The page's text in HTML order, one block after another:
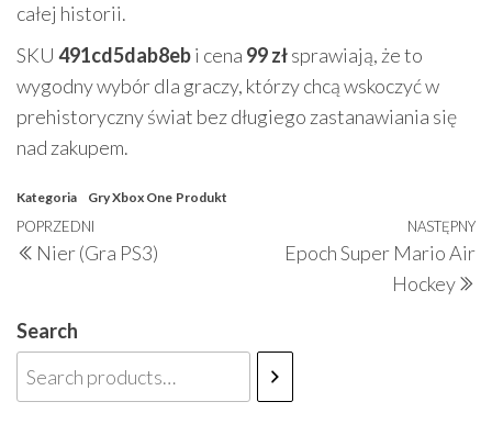
całej historii.
SKU 491cd5dab8ebi cena 99 złsprawiają, że to
wygodny wybór dla graczy, którzy chcą wskoczyć w
prehistoryczny świat bez długiego zastanawiania się
nad zakupem.
Kategoria Gry Xbox One Produkt
Nawigacja
wpisu
Poprzedni
wpis
POPRZEDNI
Nier (Gra PS3)
NASTĘPNY
Epoch Super Mario Air
Hockey
Search